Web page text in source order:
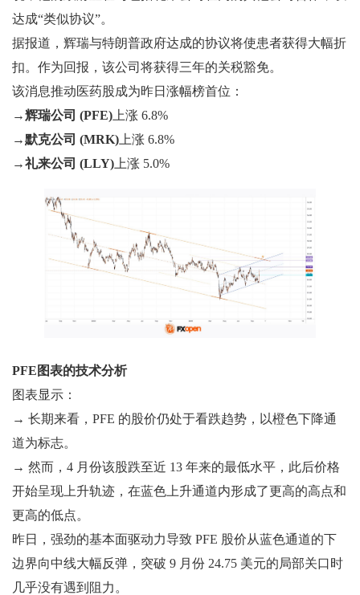
达成“类似协议”。
据报道，辉瑞与特朗普政府达成的协议将使患者获得大幅折
扣。作为回报，该公司将获得三年的关税豁免。
该消息推动医药股成为昨日涨幅榜首位：
→辉瑞公司 (PFE) 上涨 6.8%
→默克公司 (MRK) 上涨 6.8%
→礼来公司 (LLY) 上涨 5.0%
PFE图表的技术分析
图表显示：
→ 长期来看，PFE 的股价仍处于看跌趋势，以橙色下降通
道为标志。
→ 然而，4 月份该股跌至近 13 年来的最低水平，此后价格
开始呈现上升轨迹，在蓝色上升通道内形成了更高的高点和
更高的低点。
昨日，强劲的基本面驱动力导致 PFE 股价从蓝色通道的下
边界向中线大幅反弹，突破 9 月份 24.75 美元的局部关口时
几乎没有遇到阻力。